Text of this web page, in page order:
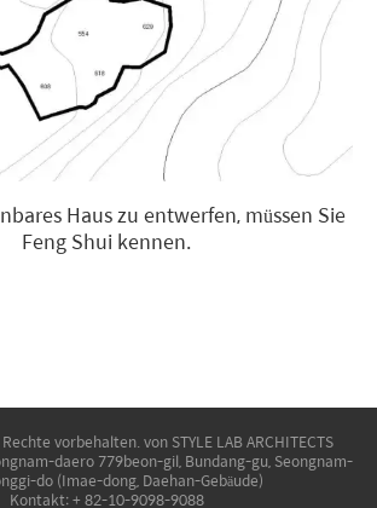
Haus zu entwerfen, müssen Sie
Feng Shui kennen.
vorbehalten. von STYLE LAB ARCHITECTS
daero 779beon-gil, Bundang-gu, Seongnam-
do (Imae-dong, Daehan-Gebäude)
Kontakt: + 82-10-9098-9088